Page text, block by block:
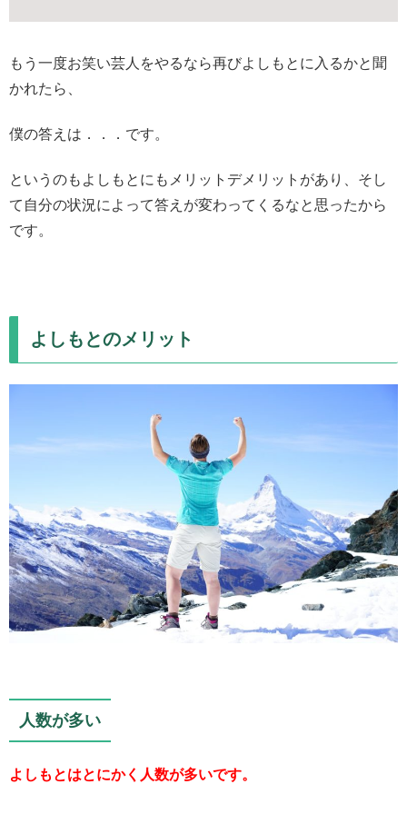
もう一度お笑い芸人をやるなら再びよしもとに入るかと聞
かれたら、
僕の答えは．．．です。
というのもよしもとにもメリットデメリットがあり、そし
て自分の状況によって答えが変わってくるなと思ったから
です。
よしもとのメリット
人数が多い
よしもとはとにかく人数が多いです。